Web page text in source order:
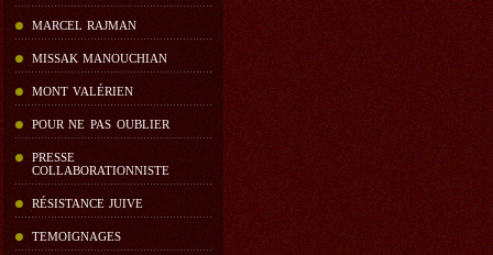
MARCEL RAJMAN
MISSAK MANOUCHIAN
MONT VALÉRIEN
POUR NE PAS OUBLIER
PRESSE
COLLABORATIONNISTE
RÉSISTANCE JUIVE
TEMOIGNAGES